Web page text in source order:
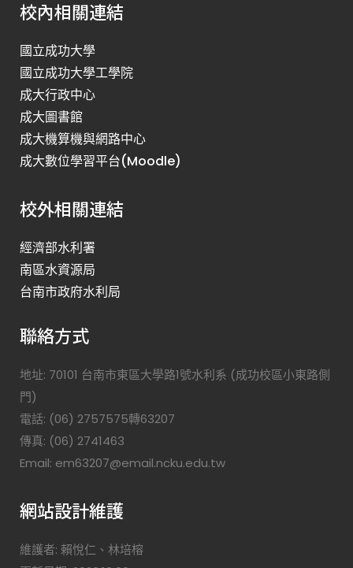
校內相關連結
國立成功大學
國立成功大學工學院
成大行政中心
成大圖書館
成大機算機與網路中心
成大數位學習平台(Moodle)
校外相關連結
經濟部水利署
南區水資源局
台南市政府水利局
聯絡方式
地址: 70101 台南市東區大學路1號水利系 (成功校區小東路側
門)
電話: (06) 2757575轉63207
傳真: (06) 2741463
Email: em63207@email.ncku.edu.tw
網站設計維護
維護者: 賴悅仁、林培榕